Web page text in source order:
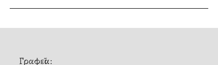
Γραφεῖα: